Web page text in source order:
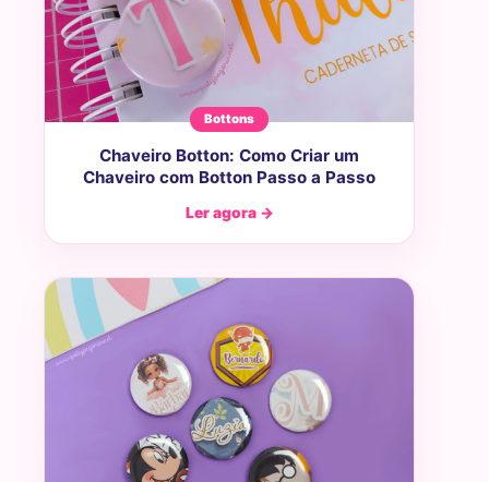
Bottons
Chaveiro Botton: Como Criar um
Chaveiro com Botton Passo a Passo
Ler agora →